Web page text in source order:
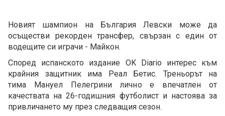
Новият шампион на България Левски може да
осъществи рекорден трансфер, свързан с един от
водещите си играчи - Майкон.
Според испанското издание OK Diario интерес към
крайния защитник има Реал Бетис. Треньорът на
тима Мануел Пелегрини лично е впечатлен от
качествата на 26-годишния футболист и настоява за
привличането му през следващия сезон.